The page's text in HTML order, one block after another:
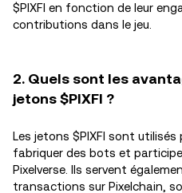
$PIXFI en fonction de leur
contributions dans le jeu.
2. Quels sont les
jetons $PIXFI ?
Les jetons $PIXFI sont utilisés
fabriquer des bots et
Pixelverse. Ils servent
transactions sur Pixelchain,